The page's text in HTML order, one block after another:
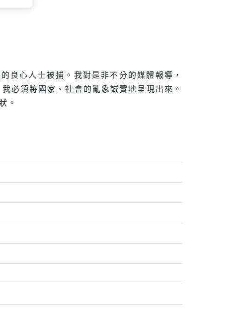
良心人士被捕。我對是非不分的媒體報導，
必須將國家、社會的亂象誠實地呈現出來。
。